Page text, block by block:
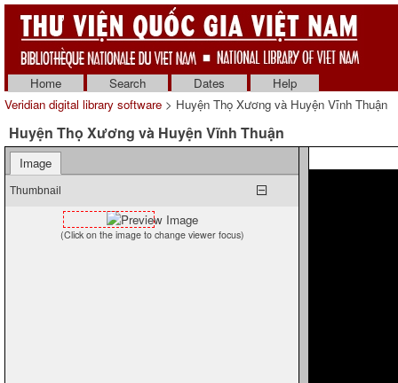
Home Search Dates
Help
Veridian digital library software > Huyện Thọ Xương và Huyện Vĩnh Thuận
Huyện Thọ Xương và Huyện Vĩnh Thuận
Image
Thumbnail
(Click on the image to change viewer focus)